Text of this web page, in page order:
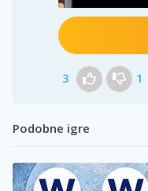
3 1
Podobne igre